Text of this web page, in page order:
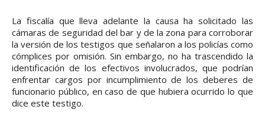
La fiscalía que lleva adelante la causa ha solicitado las
cámaras de seguridad del bar y de la zona para corroborar
la versión de los testigos que señalaron a los policías como
cómplices por omisión. Sin embargo, no ha trascendido la
identificación de los efectivos involucrados, que podrían
enfrentar cargos por incumplimiento de los deberes de
funcionario público, en caso de que hubiera ocurrido lo que
dice este testigo.